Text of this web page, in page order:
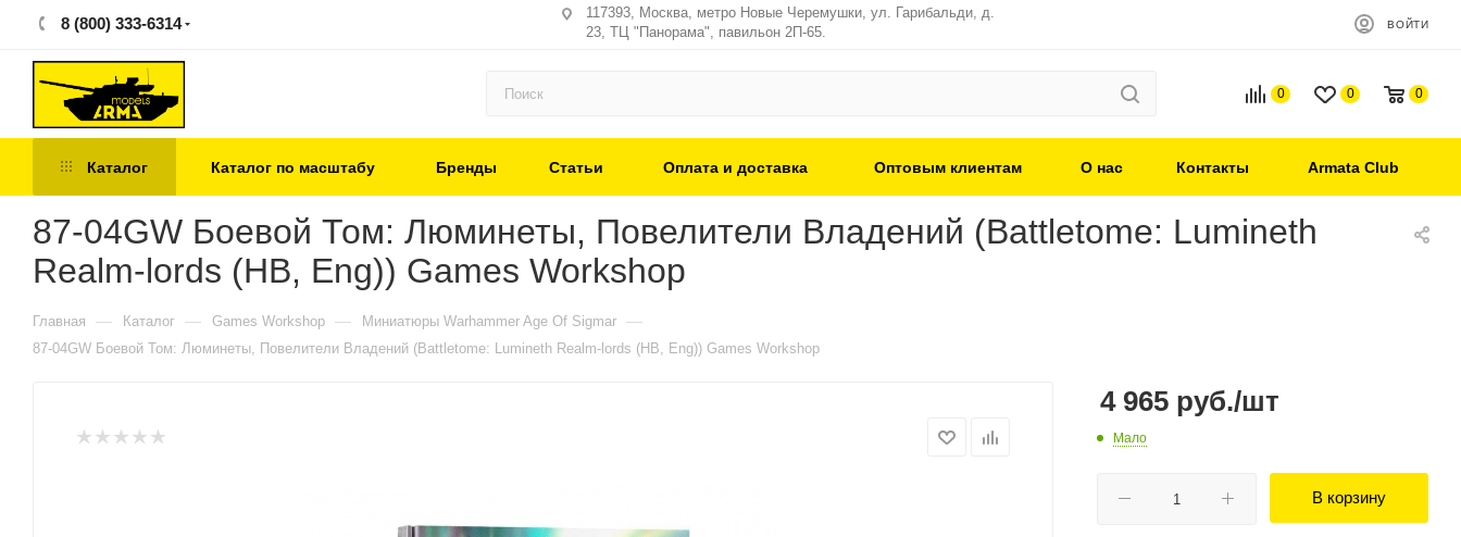
8 (800) 333-6314
117393, Москва, метро Новые Черемушки, ул. Гарибальди, д.
23, ТЦ "Панорама", павильон 2П-65.
ВОЙТИ
0 0 0
Каталог Каталог по масштабу Бренды Статьи Оплата и доставка Оптовым клиентам О нас Контакты Armata Club
87-04GW Боевой Том: Люминеты, Повелители Владений (Battletome: Lumineth
Realm-lords (HB, Eng)) Games Workshop
Главная — Каталог — Games Workshop — Миниатюры Warhammer Age Of Sigmar —
87-04GW Боевой Том: Люминеты, Повелители Владений (Battletome: Lumineth Realm-lords (HB, Eng)) Games Workshop
4 965 руб./шт
Мало
В корзину